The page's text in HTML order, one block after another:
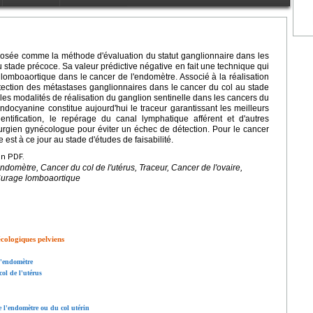
comme la méthode d'évaluation du statut ganglionnaire dans les
précoce. Sa valeur prédictive négative en fait une technique qui
dans le cancer de l'endomètre. Associé à la réalisation
des métastases ganglionnaires dans le cancer du col au stade
modalités de réalisation du ganglion sentinelle dans les cancers du
constitue aujourd'hui le traceur garantissant les meilleurs
le repérage du canal lymphatique afférent et d'autres
gynécologue pour éviter un échec de détection. Pour le cancer
à ce jour au stade d'études de faisabilité.
PDF.
Cancer du col de l'utérus, Traceur, Cancer de l'ovaire,
lomboaortique
pelviens
de l'utérus
l'endomètre ou du col utérin